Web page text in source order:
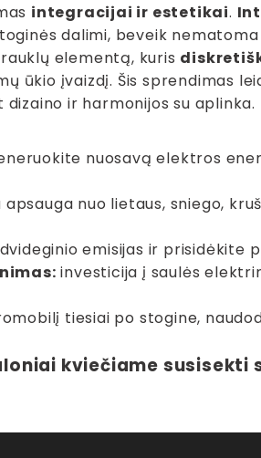
integracijai ir estetikai.
dalimi, beveik
elementą, kuris
ūkio įvaizdį. Šis sprendimas
ir harmonijos su aplinka.
nuosavą elektros
nuo lietaus, sniego,
emisijas ir prisidėkite
investicija į saulės
tiesiai po stogine,
kviečiame susisekti